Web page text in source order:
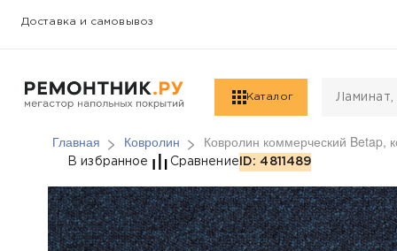
Доставка и самовывоз
Каталог
Главная Ковролин Ковролин коммерческий Betap,
Ковролин
В избранное Сравнение ID: 4811489